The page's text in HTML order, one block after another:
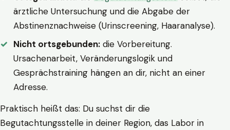
ärztliche Untersuchung und die Abgabe der
Abstinenznachweise (Urinscreening, Haaranalyse).
Nicht ortsgebunden: die Vorbereitung.
Ursachenarbeit, Veränderungslogik und
Gesprächstraining hängen an dir, nicht an einer
Adresse.
Praktisch heißt das: Du suchst dir die
Begutachtungsstelle in deiner Region, das Labor in